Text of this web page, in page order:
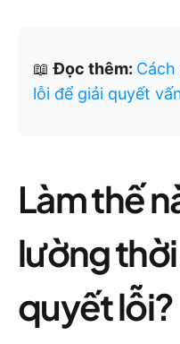
📖Đọc thêm:
lỗi để giải quyết
Làm thế
lường
quyết lỗi?